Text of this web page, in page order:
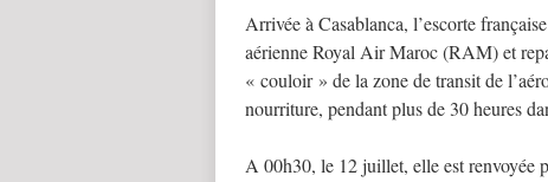
Arrivée à Casablanca, l’escorte
aérienne Royal Air Maroc (RAM) et
« couloir » de la zone de transit de
nourriture, pendant plus de 30 heures
A 00h30, le 12 juillet, elle est renvoyée